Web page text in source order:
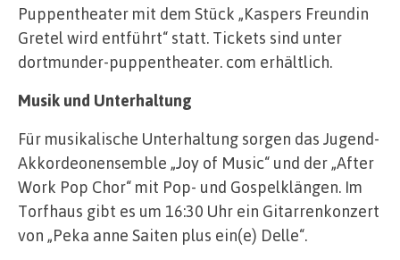
Puppentheater mit dem Stück „Kaspers Freundin
Gretel wird entführt“ statt. Tickets sind unter
dortmunder-puppentheater. com erhältlich.
Musik und Unterhaltung
Für musikalische Unterhaltung sorgen das Jugend-
Akkordeonensemble „Joy of Music“ und der „After
Work Pop Chor“ mit Pop- und Gospelklängen. Im
Torfhaus gibt es um 16:30 Uhr ein Gitarrenkonzert
von „Peka anne Saiten plus ein(e) Delle“.